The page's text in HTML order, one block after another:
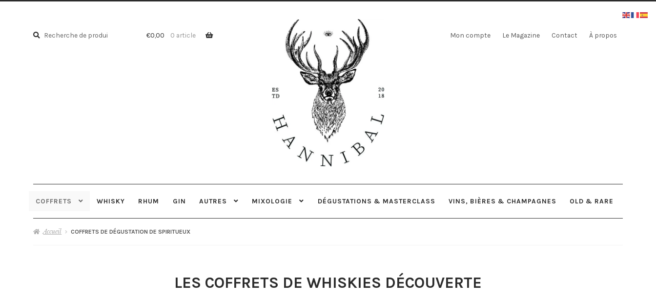
Recherche
Recherche
€0,00 0 article Mon compte Le Magazine Contact À propos
COFFRETS WHISKY RHUM GIN AUTRES MIXOLOGIE DÉGUSTATIONS & MASTERCLASS VINS, BIÈRES & CHAMPAGNES OLD & RARE
Accueil COFFRETS DE DÉGUSTATION DE SPIRITUEUX
LES COFFRETS DE WHISKIES DÉCOUVERTE